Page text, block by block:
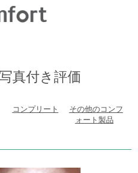
真付き評価
コンプリート
その他のコンフ
ォート製品